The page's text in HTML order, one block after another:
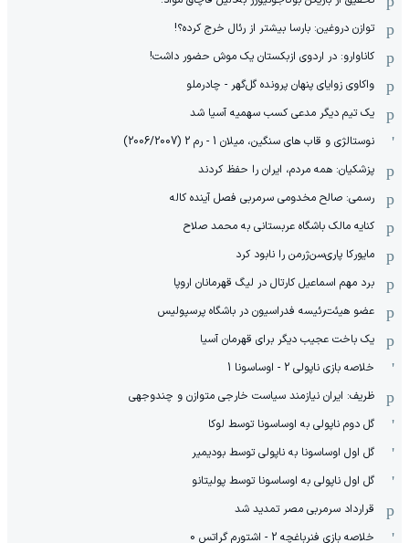
توازن دروغین: بارسا بیشتر از رئال خرج کرده؟!
کاناوارو: در اردوی ازبکستان یک موش حضور داشت!
واکاوی زوایای پنهان پرونده گل‌گهر - چادرملو
یک تیم دیگر مدعی کسب سهمیه آسیا شد
نوستالژی و قاب های سنگین، میلان 1 - رم 2 (2006/2007)
پزشکیان: همه مردم، ایران را حفظ کردند
رسمی: صالح مخدومی سرمربی فصل آینده کاله
کنایه مالک باشگاه عربستانی به محمد صلاح
مایورکا پاری‌سن‌ژرمن را نابود کرد
برد مهم اسماعیل کارتال در لیگ قهرمانان اروپا
عضو هیئت‌رئیسه فدراسیون در باشگاه پرسپولیس
یک باخت عجیب دیگر برای قهرمان آسیا
خلاصه بازی ناپولی 2 - اوساسونا 1
ظریف: ایران نیازمند سیاست خارجی متوازن و چندوجهی
گل دوم ناپولی به اوساسونا توسط لوکا
گل اول اوساسونا به ناپولی توسط بودیمیر
گل اول ناپولی به اوساسونا توسط پولیتانو
قرارداد سرمربی مصر تمدید شد
خلاصه بازی فنرباغچه 2 - اشتورم گراتس 0